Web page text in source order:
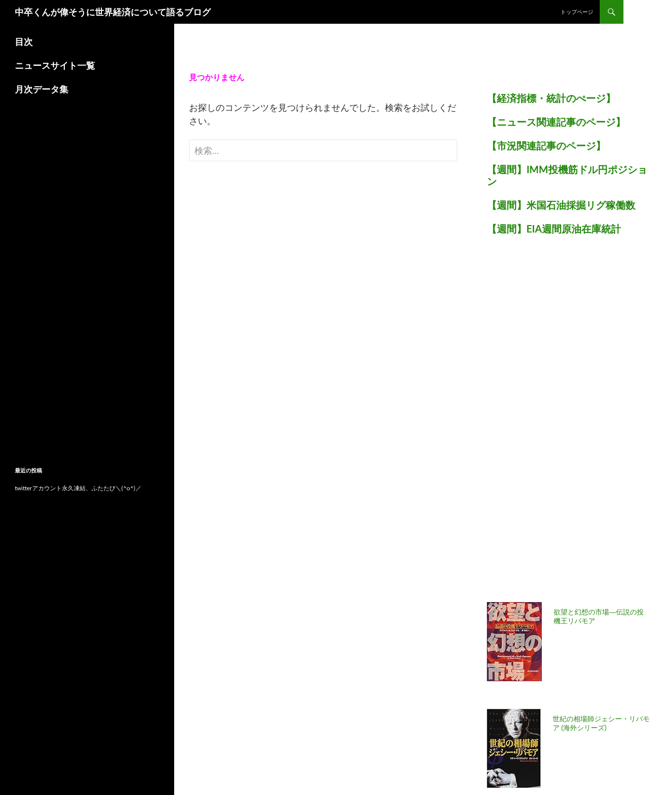
中卒くんが偉そうに世界経済について語るブログ トップページ
見つかりません
お探しのコンテンツを見つけられませんでした。検索をお試しくだ
さい。
検
索:
【経済指標・統計のぺージ】
【ニュース関連記事のページ】
【市況関連記事のページ】
【週間】IMM投機筋ドル円ポジショ
ン
【週間】米国石油採掘リグ稼働数
【週間】EIA週間原油在庫統計
欲望と幻想の市場―伝説の投
機王リバモア
世紀の相場師ジェシー・リバモ
ア (海外シリーズ)
目次
ニュースサイト一覧
月次データ集
最近の投稿
twitterアカウント永久凍結、ふたたび＼(^o^)／